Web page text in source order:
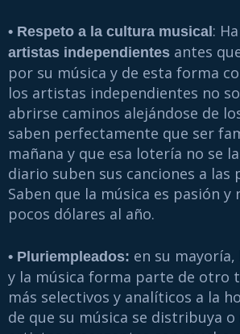
• Respeto a la cultura musical :
artistas independientes antes
por su música y de esta forma
los artistas independientes no
abrirse caminos alejándose de
saben perfectamente que ser
mañana y que esa lotería no se
diario suben sus canciones a
Saben que la música es pasión
pocos dólares al año.
• Pluriempleados: en su mayoría,
y la música forma parte de otro
más selectivos y analíticos a la
de que su música se distribuya